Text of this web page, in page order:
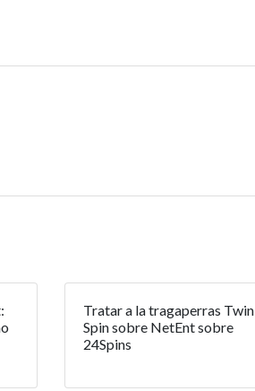
Tratar a la tragaperras Twin
Spin sobre NetEnt sobre
24Spins